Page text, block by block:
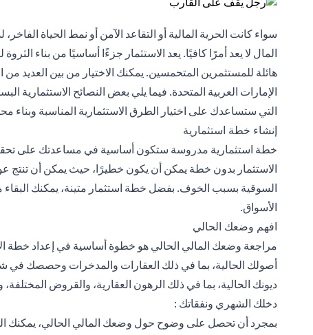
سواء كانت الحرية المالية أو التقاعد الآمن أو نمط الحياة
المال لا يعد أمرًا كافيًا. يعد الاستثمار جزءًا أساسيًا من بناء
هائلة للمستثمرين المتحمسين. يمكنك الاختيار من بين العديد
الإمارات العربية المتحدة. فيما يلي بعض النصائح الاستثمارية
التي ستساعدك على اختيار الطرق الاستثمارية المناسبة وبناء
إنشاء خطة استثمارية
خطة استثمارية مدروسة ستكون أساسية في مساعدتك على تحقيق
الاستثمار بدون خطة يمكن أن يكون خطيرًا، حيث يمكن أن تنتج
السوقية بسبب الخوف. بفضل خطة استثمار متينة، يمكنك
الأسواق.
افهم وضعك الحالي
مراجعة وضعك المالي الحالي هو خطوة أساسية في إعداد خطة
أصولك الحالية، بما في ذلك العقارات والمدخرات وحصصك في
ديونك الحالية، بما في ذلك الرهون العقارية، والقروض المختلفة،
دخلك الشهري ونفقاتك :
بمجرد أن تحصل على وضوح حول وضعك المالي الحالي، يمكنك